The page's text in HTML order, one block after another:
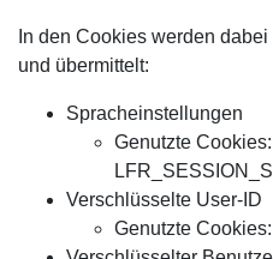
In den Cookies werden
und übermittelt:
Spracheinstellungen
Genutzte
Verschlüsselte User-ID
Genutzte